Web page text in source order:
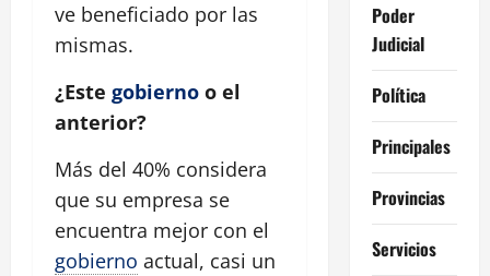
ve beneficiado por las
mismas.
¿Este gobierno o el
anterior?
Más del 40% considera
que su empresa se
encuentra mejor con el
gobierno actual, casi un
Poder
Judicial
Política
Principales
Provincias
Servicios